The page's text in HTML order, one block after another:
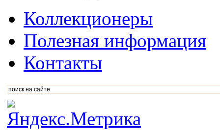
Коллекционеры
Полезная информация
Контакты